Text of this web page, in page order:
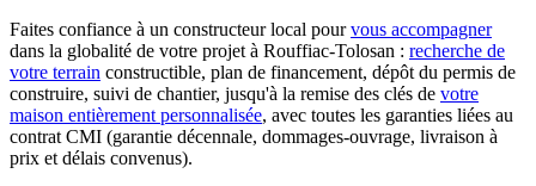
Faites confiance à un constructeur local pourvous accompagner
dans la globalité de votre projet à Rouffiac-Tolosan : recherche de
votre terrain constructible, plan de financement, dépôt du permis de
construire, suivi de chantier, jusqu'à la remise des clés de votre
maison entièrement personnalisée, avec toutes les garanties liées au
contrat CMI (garantie décennale, dommages-ouvrage, livraison à
prix et délais convenus).